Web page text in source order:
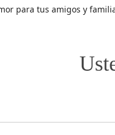
para tus amigos y